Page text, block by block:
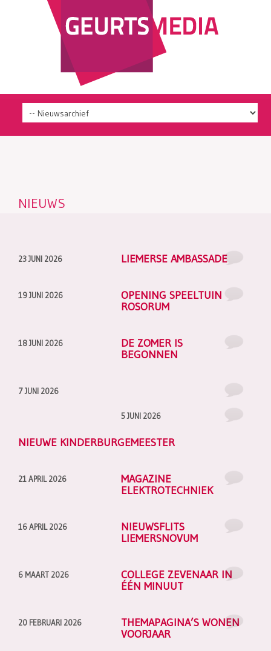
NIEUWS
23 JUNI 2026 LIEMERSE AMBASSADE
19 JUNI 2026
OPENING SPEELTUIN
ROSORUM
18 JUNI 2026
DE ZOMER IS
BEGONNEN
7 JUNI 2026
5 JUNI 2026
NIEUWE KINDERBURGEMEESTER
21 APRIL 2026
MAGAZINE
ELEKTROTECHNIEK
16 APRIL 2026
NIEUWSFLITS
LIEMERSNOVUM
6 MAART 2026
COLLEGE ZEVENAAR IN
ÉÉN MINUUT
20 FEBRUARI 2026
THEMAPAGINA’S WONEN
VOORJAAR